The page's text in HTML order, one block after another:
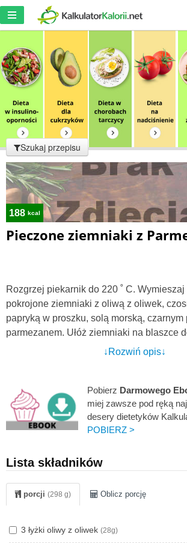
Szukaj przepisu
188 kcal
Pieczone ziemniaki z
Rozgrzej piekarnik do 220 ˚ C. Wymieszaj
pokrojone ziemniaki z oliwą z oliwek,
papryką w proszku, solą morską, czarnym
parmezanem. Ułóż ziemniaki na blaszce
około 20 minut, raz lub dwa razy
ziemniaki solą morską, w razie potrzeby.
↓Rozwiń opis↓
Pobierz Darmowego
miej zawsze pod ręką
desery dietetyków
POBIERZ >
Lista składników
porcji (298 g) Oblicz porcję
3 łyżki oliwy z oliwek (28g)